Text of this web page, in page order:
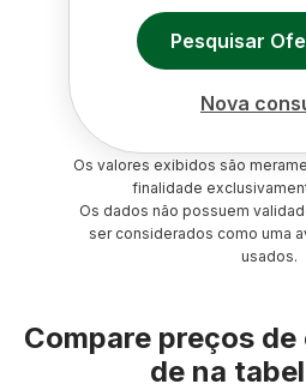
Pesquisar
Nova
Os valores exibidos são
finalidade
Os dados não possuem
ser considerados como uma
usados.
Compare preços
de na